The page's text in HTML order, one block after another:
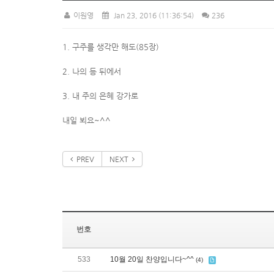
이원영 Jan 23, 2016 (11:36:54) 236
1. 구주를 생각만 해도(85장)
2. 나의 등 뒤에서
3. 내 주의 은혜 강가로
내일 뵈요~^^
PREV NEXT
번호
533 10월 20일 찬양입니다~^^ (4)